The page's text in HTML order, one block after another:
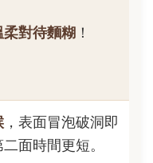
柔對待麵糊 ！
，表面冒泡破洞即
面時間更短。